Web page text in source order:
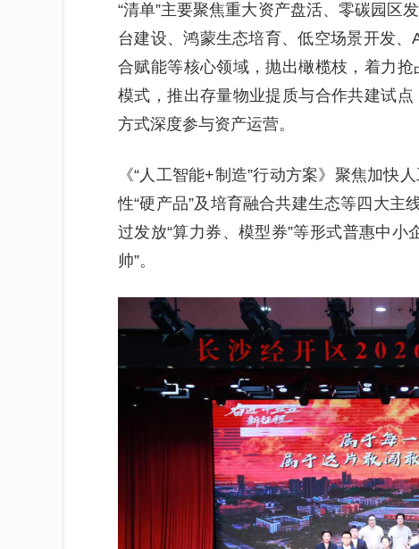
“清单”主要聚焦重大资产盘活、零碳园区
台建设、鸿蒙生态培育、低空场景开发
合赋能等核心领域，抛出橄榄枝，着力
模式，推出存量物业提质与合作共建试
方式深度参与资产运营。
《“人工智能+制造”行动方案》聚焦加快
性“硬产品”及培育融合共建生态等四大主
过发放“算力券、模型券”等形式普惠中
帅”。